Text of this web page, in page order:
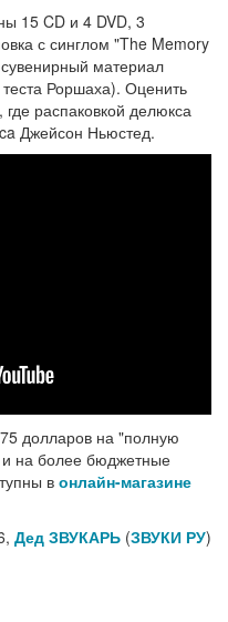
15 CD и 4 DVD, 3
с синглом "The Memory
материал
Роршаха). Оценить
распаковкой делюкса
Джейсон Ньюстед.
долларов на "полную
и на более бюджетные
в онлайн-магазине
Дед ЗВУКАРЬ (ЗВУКИ РУ)